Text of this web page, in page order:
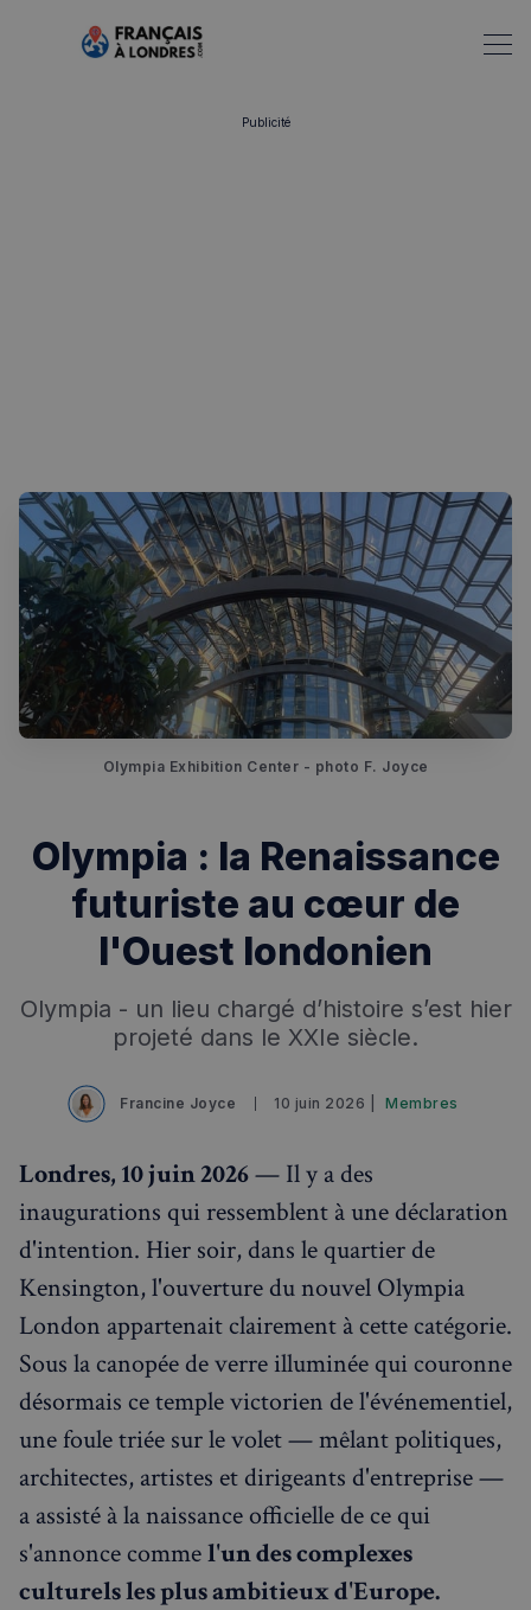
Recherche ✨ Chatbot IA
RECHERCHES POPULAIRES
Annuaire des professionnels
Visites guidées
Publicité
Olympia Exhibition Center - photo F. Joyce
Olympia : la Renaissance
futuriste au cœur de
l'Ouest londonien
Olympia - un lieu chargé d’histoire s’est hier
projeté dans le XXIe siècle.
Francine Joyce 10 juin 2026 | Membres
Londres, 10 juin 2026— Il y a des
inaugurations qui ressemblent à une déclaration
d'intention. Hier soir, dans le quartier de
Kensington, l'ouverture du nouvel Olympia
London appartenait clairement à cette catégorie.
Sous la canopée de verre illuminée qui couronne
désormais ce temple victorien de l'événementiel,
une foule triée sur le volet — mêlant politiques,
architectes, artistes et dirigeants d'entreprise —
a assisté à la naissance officielle de ce qui
s'annonce commel'un des complexes
culturels les plus ambitieux d'Europe.